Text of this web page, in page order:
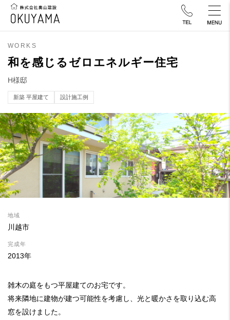
WORKS
和を感じるゼロエネルギー住宅
H様邸
新築 平屋建て 設計施工例
地域
川越市
完成年
2013年
雑木の庭をもつ平屋建てのお宅です。
将来隣地に建物が建つ可能性を考慮し、光と暖かさを取り込む高
窓を設けました。